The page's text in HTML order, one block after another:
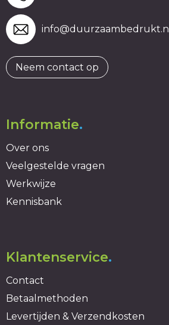
info@duurzaambedrukt.nl
Neem contact op
Informatie.
Over ons
Veelgestelde vragen
Werkwijze
Kennisbank
Klantenservice.
Contact
Betaalmethoden
Levertijden & Verzendkosten